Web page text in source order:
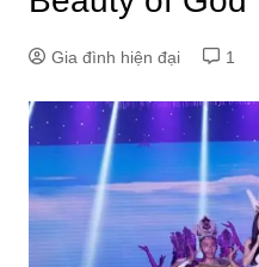
Gia đình hiện đại 1